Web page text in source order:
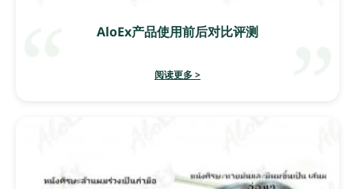
AloEx产品使用前后对比评测
阅读更多 >